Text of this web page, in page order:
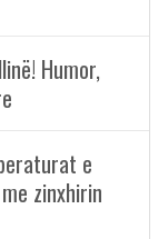
Humor,
e
zinxhirin